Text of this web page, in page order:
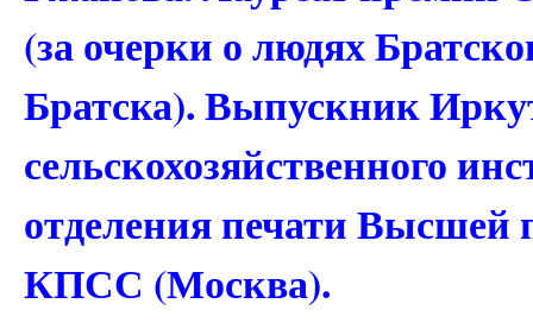
(за очерки о людях
Братска). Выпускник
сельскохозяйственного
отделения печати
КПСС (Москва).